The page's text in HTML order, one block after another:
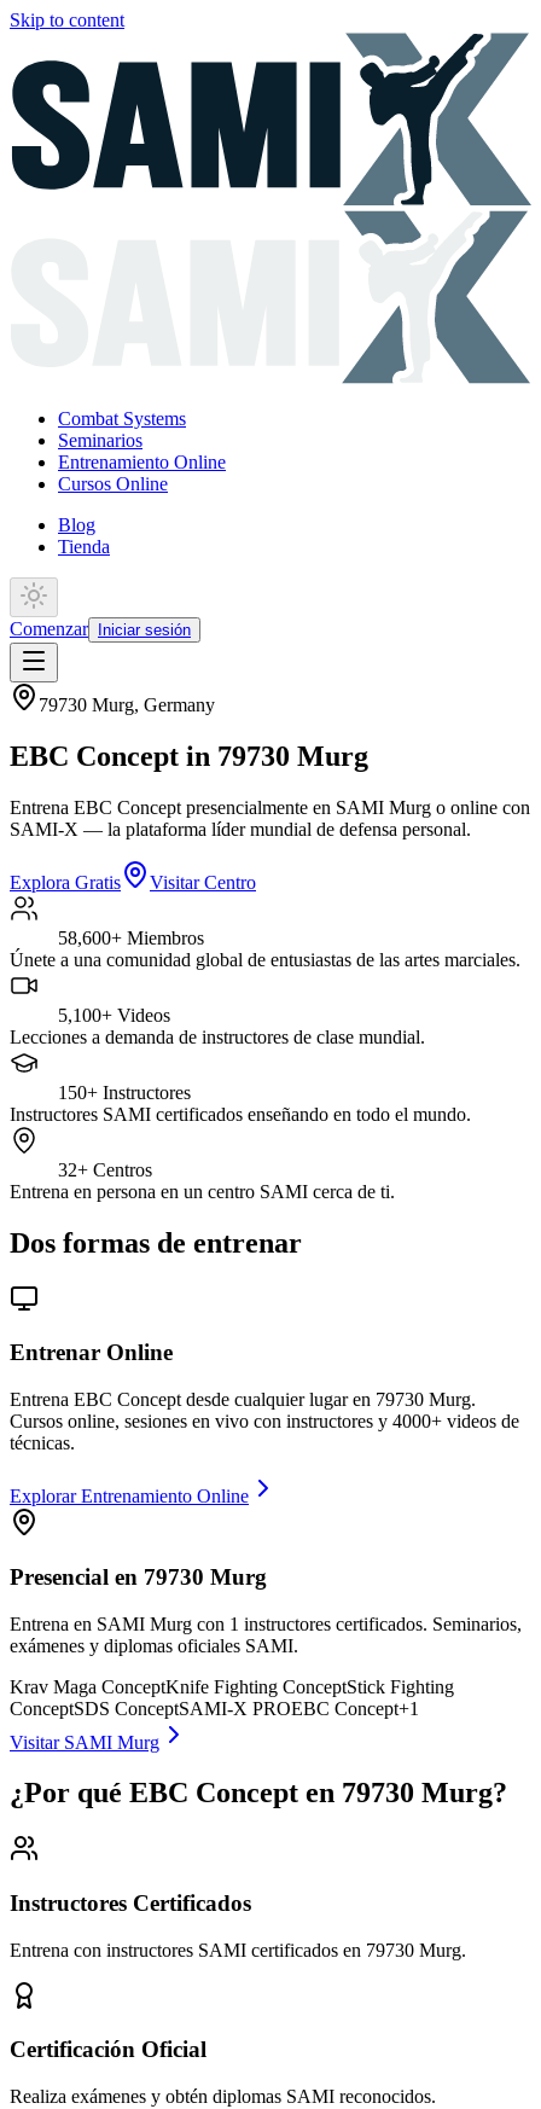
Skip to content
Combat Systems
Seminarios
Entrenamiento Online
Cursos Online
Blog
Tienda
Comenzar Iniciar sesión
79730 Murg, Germany
EBC Concept in 79730 Murg
Entrena EBC Concept presencialmente en SAMI Murg o online con
SAMI-X — la plataforma líder mundial de defensa personal.
Explora Gratis Visitar Centro
58,600+ Miembros
Únete a una comunidad global de entusiastas de las artes marciales.
5,100+ Videos
Lecciones a demanda de instructores de clase mundial.
150+ Instructores
Instructores SAMI certificados enseñando en todo el mundo.
32+ Centros
Entrena en persona en un centro SAMI cerca de ti.
Dos formas de entrenar
Entrenar Online
Entrena EBC Concept desde cualquier lugar en 79730 Murg.
Cursos online, sesiones en vivo con instructores y 4000+ videos de
técnicas.
Explorar Entrenamiento Online
Presencial en 79730 Murg
Entrena en SAMI Murg con 1 instructores certificados. Seminarios,
exámenes y diplomas oficiales SAMI.
Krav Maga ConceptKnife Fighting ConceptStick Fighting
ConceptSDS ConceptSAMI-X PROEBC Concept+1
Visitar SAMI Murg
¿Por qué EBC Concept en 79730 Murg?
Instructores Certificados
Entrena con instructores SAMI certificados en 79730 Murg.
Certificación Oficial
Realiza exámenes y obtén diplomas SAMI reconocidos.